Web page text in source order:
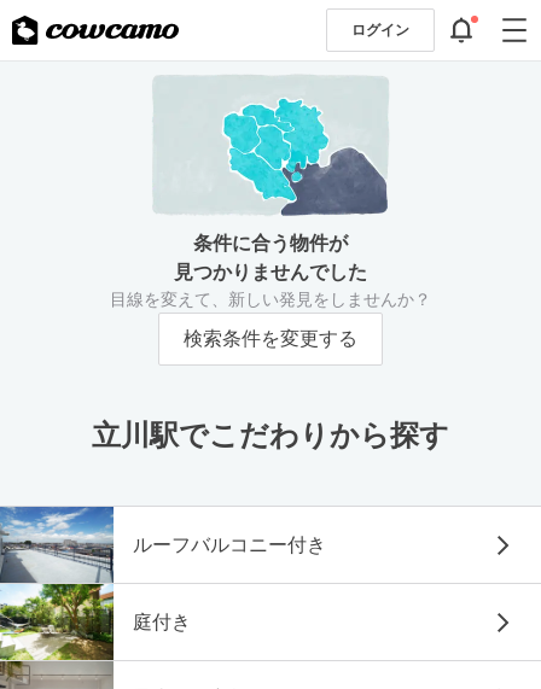
ログイン
条件に合う物件が
見つかりませんでした
目線を変えて、新しい発見をしませんか？
検索条件を変更する
立川駅でこだわりから探す
ルーフバルコニー付き
庭付き